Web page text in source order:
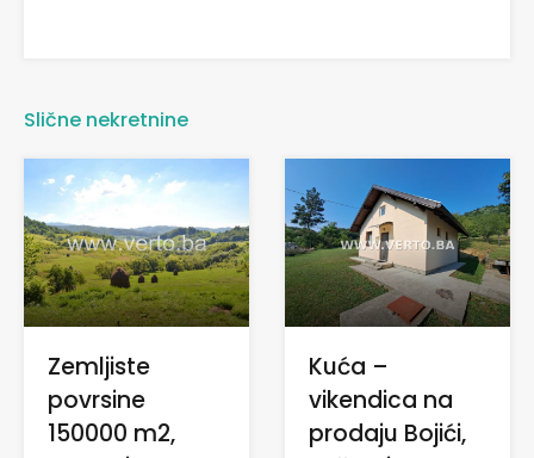
Slične nekretnine
Zemljiste
povrsine
150000 m2,
Kuća –
vikendica na
prodaju Bojići,